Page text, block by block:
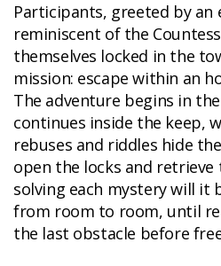
Participants, greeted by an
reminiscent of the
themselves locked in the
mission: escape within an
The adventure begins in
continues inside the keep,
rebuses and riddles hide
open the locks and retrieve
solving each mystery will it
from room to room, until
the last obstacle before